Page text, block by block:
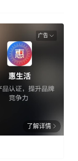
广告
了解详情